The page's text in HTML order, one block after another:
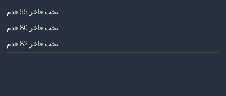
يخت فاخر 55 قدم
يخت فاخر 80 قدم
يخت فاخر 82 قدم